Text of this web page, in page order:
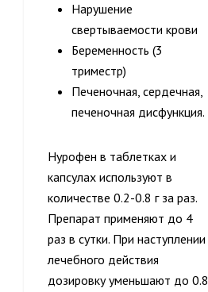
Нарушение
свертываемости крови
Беременность (3
триместр)
Печеночная, сердечная,
печеночная дисфункция.
Нурофен в таблетках и
капсулах используют в
количестве 0.2-0.8 г за раз.
Препарат применяют до 4
раз в сутки. При наступлении
лечебного действия
дозировку уменьшают до 0.8